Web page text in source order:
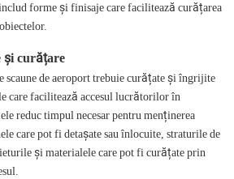
forme și finisaje care facilitează curățarea
și curățare
scaune de aeroport trebuie curățate și îngrijite
care facilitează accesul lucrătorilor în
reduc timpul necesar pentru menținerea
care pot fi detașate sau înlocuite, straturile de
și materialele care pot fi curățate prin